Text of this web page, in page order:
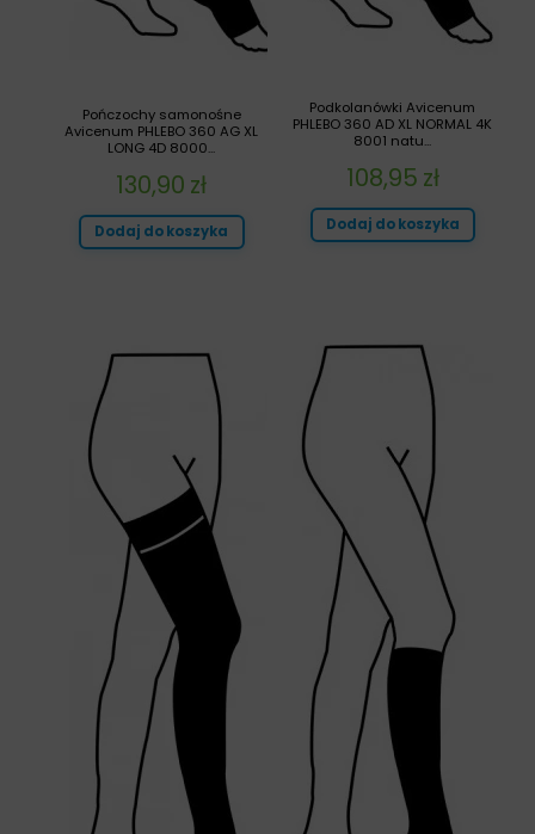
Podkolanówki Avicenum
PHLEBO 360 AD XL NORMAL 4K
8001 natu...
108,95 zł
Dodaj do koszyka
Pończochy samonośne
Avicenum PHLEBO 360 AG XL
LONG 4D 8000...
130,90 zł
Dodaj do koszyka